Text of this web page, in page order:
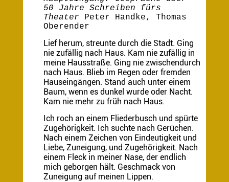
50 Jahre Schreiben fürs
Theater Peter Handke, Thomas
Oberender
Lief herum, streunte durch die Stadt. Ging
nie zufällig nach Haus. Kam nie zufällig in
meine Hausstraße. Ging nie zwischendurch
nach Haus. Blieb im Regen oder fremden
Hauseingängen. Stand auch unter einem
Baum, wenn es dunkel wurde oder Nacht.
Kam nie mehr zu früh nach Haus.
Ich roch an einem Fliederbusch und spürte
Zugehörigkeit. Ich suchte nach Gerüchen.
Nach einem Zeichen von Eindeutigkeit und
Liebe, Zuneigung, und Zugehörigkeit. Nach
einem Fleck in meiner Nase, der endlich
mich geborgen hält. Geschmack von
Zuneigung auf meinen Lippen.